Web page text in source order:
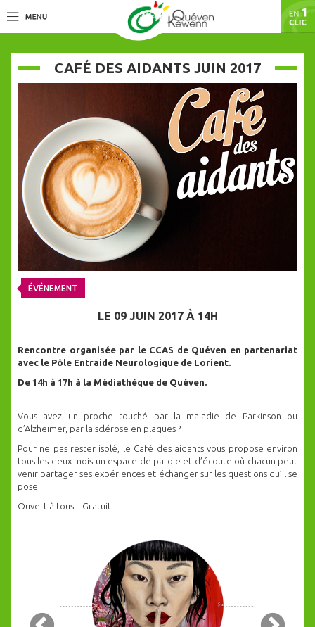
CAFÉ DES AIDANTS JUIN 2017
ÉVÉNEMENT
LE 09 JUIN 2017 À 14H
Rencontre organisée par le CCAS de Quéven en partenariat
avec le Pôle Entraide Neurologique de Lorient.
De 14h à 17h à la Médiathèque de Quéven.
Vous avez un proche touché par la maladie de Parkinson ou
d’Alzheimer, par la sclérose en plaques ?
Pour ne pas rester isolé, le Café des aidants vous propose environ
tous les deux mois un espace de parole et d’écoute où chacun peut
venir partager ses expériences et échanger sur les questions qu’il se
pose.
Ouvert à tous – Gratuit.